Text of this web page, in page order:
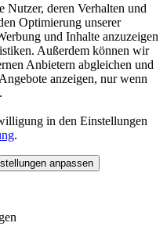
Nutzer, deren Verhalten und
Optimierung unserer
und Inhalte anzuzeigen
Außerdem können wir
Anbietern abgleichen und
anzeigen, nur wenn
in den Einstellungen
.
anpassen